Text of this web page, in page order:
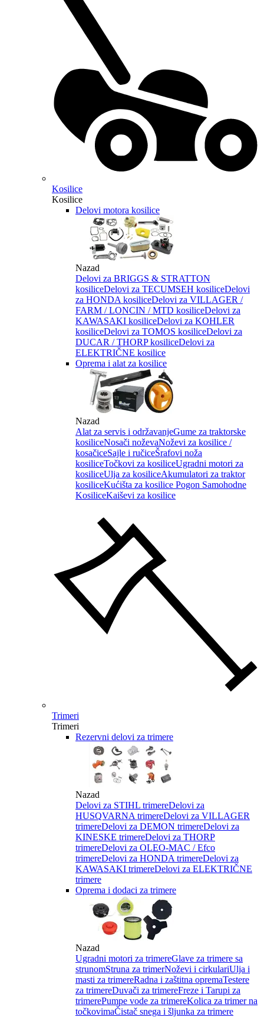
Kosilice
Kosilice
Delovi motora kosilice
Nazad
Delovi za BRIGGS & STRATTON
kosiliceDelovi za TECUMSEH kosiliceDelovi
za HONDA kosiliceDelovi za VILLAGER /
FARM / LONCIN / MTD kosiliceDelovi za
KAWASAKI kosiliceDelovi za KOHLER
kosiliceDelovi za TOMOS kosiliceDelovi za
DUCAR / THORP kosiliceDelovi za
ELEKTRIČNE kosilice
Oprema i alat za kosilice
Nazad
Alat za servis i održavanjeGume za traktorske
kosiliceNosači noževaNoževi za kosilice /
kosačiceSajle i ručiceŠrafovi noža
kosiliceTočkovi za kosiliceUgradni motori za
kosiliceUlja za kosiliceAkumulatori za traktor
kosiliceKućišta za kosilice Pogon Samohodne
KosiliceKaiševi za kosilice
Trimeri
Trimeri
Rezervni delovi za trimere
Nazad
Delovi za STIHL trimereDelovi za
HUSQVARNA trimereDelovi za VILLAGER
trimereDelovi za DEMON trimereDelovi za
KINESKE trimereDelovi za THORP
trimereDelovi za OLEO-MAC / Efco
trimereDelovi za HONDA trimereDelovi za
KAWASAKI trimereDelovi za ELEKTRIČNE
trimere
Oprema i dodaci za trimere
Nazad
Ugradni motori za trimereGlave za trimere sa
strunomStruna za trimerNoževi i cirkulariUlja i
masti za trimereRadna i zaštitna opremaTestere
za trimereDuvači za trimereFreze i Tarupi za
trimerePumpe vode za trimereKolica za trimer na
točkovimaČistač snega i šljunka za trimere